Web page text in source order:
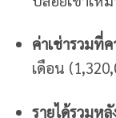
ค่าเช่ารวมที่
เดือน
รายได้รวมหลั